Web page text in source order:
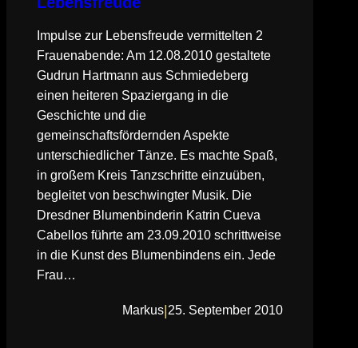
Impulse zur Lebensfreude vermittelten 2
Frauenabende: Am 12.08.2010 gestaltete
Gudrun Hartmann aus Schmiedeberg
einen heiteren Spaziergang in die
Geschichte und die
gemeinschaftsfördernden Aspekte
unterschiedlicher Tänze. Es machte Spaß,
in großem Kreis Tanzschritte einzuüben,
begleitet von beschwingter Musik. Die
Dresdner Blumenbinderin Katrin Cueva
Cabellos führte am 23.09.2010 schrittweise
in die Kunst des Blumenbindens ein. Jede
Frau…
Markus|25. September 2010